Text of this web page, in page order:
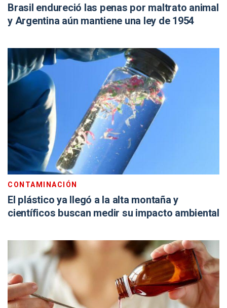
Brasil endureció las penas por maltrato animal
y Argentina aún mantiene una ley de 1954
CONTAMINACIÓN
El plástico ya llegó a la alta montaña y
científicos buscan medir su impacto ambiental